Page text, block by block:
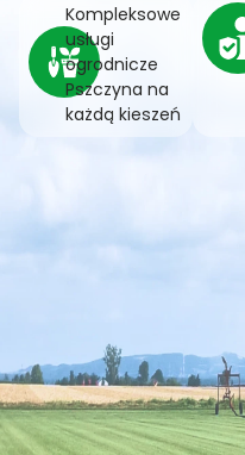
Kompleksowe
usługi
ogrodnicze
Pszczyna na
każdą kieszeń